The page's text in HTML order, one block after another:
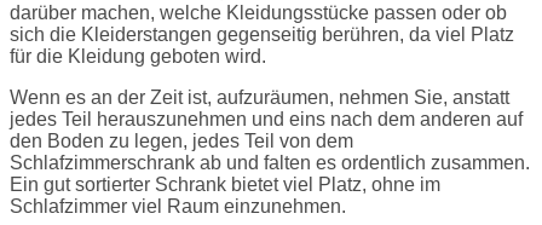
darüber machen, welche Kleidungsstücke passen oder ob
sich die Kleiderstangen gegenseitig berühren, da viel Platz
für die Kleidung geboten wird.
Wenn es an der Zeit ist, aufzuräumen, nehmen Sie, anstatt
jedes Teil herauszunehmen und eins nach dem anderen auf
den Boden zu legen, jedes Teil von dem
Schlafzimmerschrank ab und falten es ordentlich zusammen.
Ein gut sortierter Schrank bietet viel Platz, ohne im
Schlafzimmer viel Raum einzunehmen.